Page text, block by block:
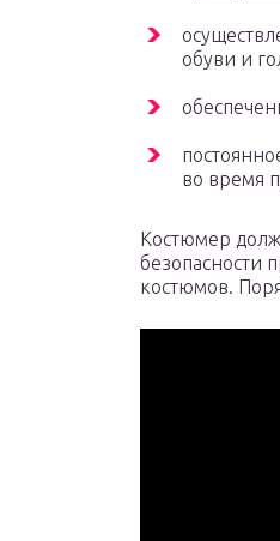
обуви и
во время
Костюмер
безопасности
костюмов.